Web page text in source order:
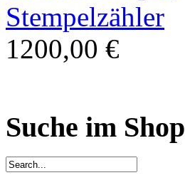
Stempelzähler
1200,00 €
Suche im Shop